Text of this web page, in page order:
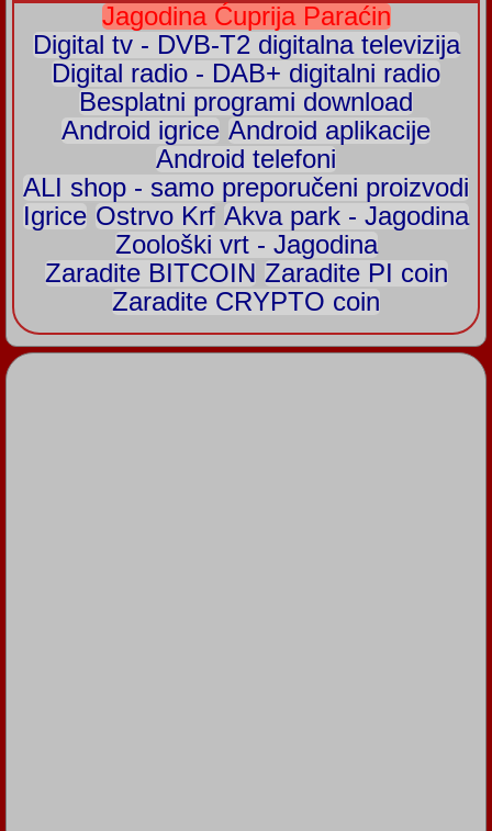
Jagodina Ćuprija Paraćin
Digital tv - DVB-T2 digitalna televizija
Digital radio - DAB+ digitalni radio
Besplatni programi download
Android igrice Android aplikacije
Android telefoni
ALI shop - samo preporučeni proizvodi
Igrice Ostrvo Krf Akva park - Jagodina
Zoološki vrt - Jagodina
Zaradite BITCOIN Zaradite PI coin
Zaradite CRYPTO coin